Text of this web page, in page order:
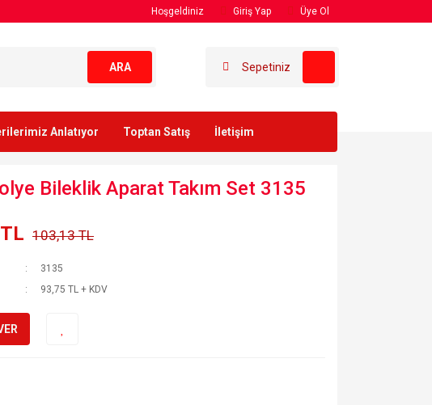
Hoşgeldiniz Giriş Yap Üye Ol
ARA Sepetiniz
Anlatıyor Toptan Satış İletişim
Bileklik Aparat Takım Set 3135
103,13 TL
3135
93,75 TL + KDV